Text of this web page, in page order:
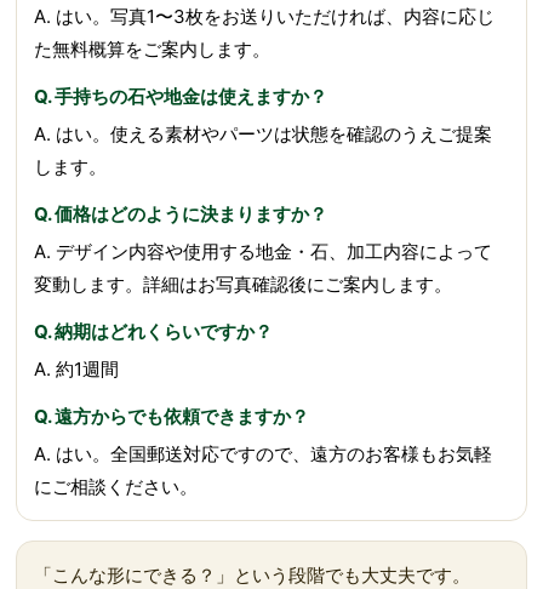
A. はい。写真1〜3枚をお送りいただければ、内容に応じ
た無料概算をご案内します。
Q. 手持ちの石や地金は使えますか？
A. はい。使える素材やパーツは状態を確認のうえご提案
します。
Q. 価格はどのように決まりますか？
A. デザイン内容や使用する地金・石、加工内容によって
変動します。詳細はお写真確認後にご案内します。
Q. 納期はどれくらいですか？
A. 約1週間
Q. 遠方からでも依頼できますか？
A. はい。全国郵送対応ですので、遠方のお客様もお気軽
にご相談ください。
「こんな形にできる？」という段階でも大丈夫です。